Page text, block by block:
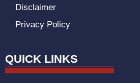
Disclaimer
Privacy Policy
QUICK LINKS